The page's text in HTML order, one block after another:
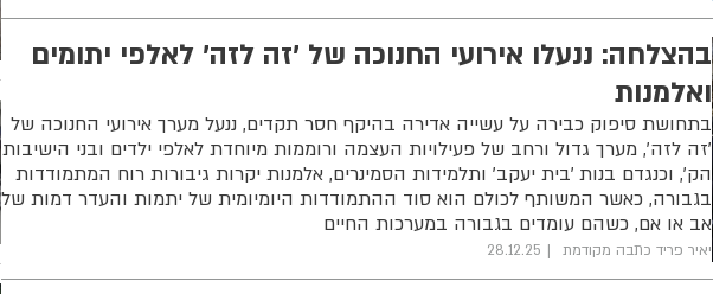
בהצלחה: ננעלו אירועי החנוכה של 'זה לזה' לאלפי יתומים
ואלמנות
בתחושת סיפוק כבירה על עשייה אדירה בהיקף חסר תקדים, ננעל מערך אירועי החנוכה של
'זה לזה', מערך גדול ורחב של פעילויות העצמה ורוממות מיוחדת לאלפי ילדים ובני הישיבות
הק', וכנגדם בנות 'בית יעקב' ותלמידות הסמינרים, אלמנות יקרות גיבורות רוח המתמודדות
בגבורה, כאשר המשותף לכולם הוא סוד ההתמודדות היומיומית של יתמות והעדר דמות של
אב או אם, כשהם עומדים בגבורה במערכות החיים
יאיר פריד כתבה מקודמת 28.12.25